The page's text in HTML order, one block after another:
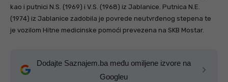
kao i putnici N.S. (1969) i V.S. (1968) iz Jablanice. Putnica N.E.
(1974) iz Jablanice zadobila je povrede neutvrđenog stepena te
je vozilom Hitne medicinske pomoći prevezena na SKB Mostar.
Dodajte Saznajem.ba među omiljene izvore na
Googleu